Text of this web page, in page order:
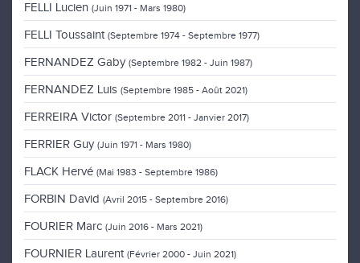
FELLI Lucien (Juin 1971 - Mars 1980)
FELLI Toussaint (Septembre 1974 - Septembre 1977)
FERNANDEZ Gaby (Septembre 1982 - Juin 1987)
FERNANDEZ Luis (Septembre 1985 - Août 2021)
FERREIRA Victor (Septembre 2011 - Janvier 2017)
FERRIER Guy (Juin 1971 - Mars 1980)
FLACK Hervé (Mai 1983 - Septembre 1986)
FORBIN David (Avril 2015 - Septembre 2016)
FOURIER Marc (Juin 2016 - Mars 2021)
FOURNIER Laurent (Février 2000 - Juin 2021)